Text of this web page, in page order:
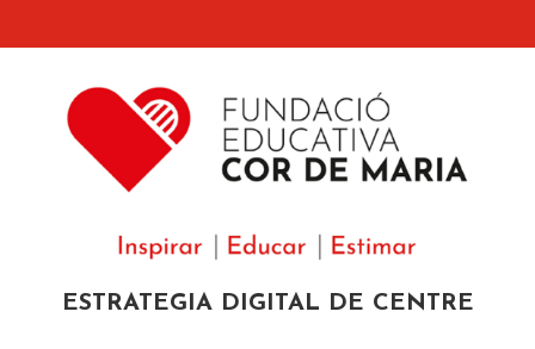
ESTRATEGIA DIGITAL DE CENTRE